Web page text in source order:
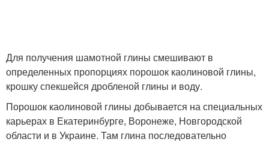
Для получения шамотной глины смешивают в
определенных пропорциях порошок каолиновой глины,
крошку спекшейся дробленой глины и воду.
Порошок каолиновой глины добывается на специальных
карьерах в Екатеринбурге, Воронеже, Новгородской
области и в Украине. Там глина последовательно